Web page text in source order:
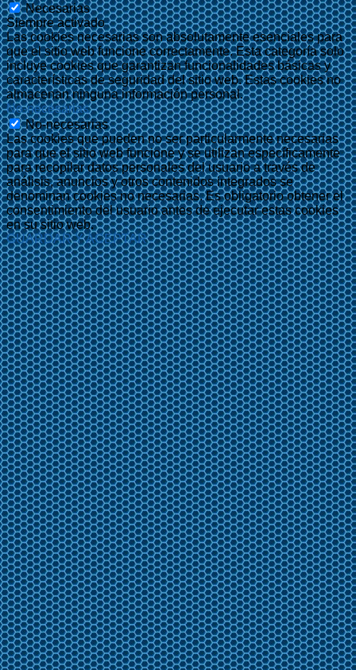
Necesarias
Siempre activado
Las cookies necesarias son absolutamente esenciales para
que el sitio web funcione correctamente. Esta categoría solo
incluye cookies que garantizan funcionalidades básicas y
características de seguridad del sitio web. Estas cookies no
almacenan ninguna información personal.
No-necesarias
No-necesarias
Las cookies que pueden no ser particularmente necesarias
para que el sitio web funcione y se utilizan específicamente
para recopilar datos personales del usuario a través de
análisis, anuncios y otros contenidos integrados se
denominan cookies no necesarias. Es obligatorio obtener el
consentimiento del usuario antes de ejecutar estas cookies
en su sitio web.
GUARDAR Y ACEPTAR